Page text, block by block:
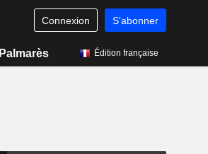
Connexion S'abonner
Palmarès Édition française